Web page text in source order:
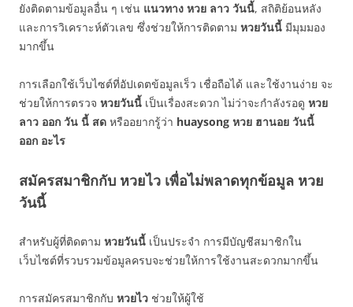
ยังติดตามข้อมูลอื่น ๆ เช่น แนวทาง หวย ลาว วันนี้, สถิติย้อนหลัง
และการวิเคราะห์ตัวเลข ซึ่งช่วยให้การติดตาม หวยวันนี้ มีมุมมอง
มากขึ้น
การเลือกใช้เว็บไซต์ที่อัปเดตข้อมูลเร็ว เชื่อถือได้ และใช้งานง่าย จะ
ช่วยให้การตรวจ หวยวันนี้ เป็นเรื่องสะดวก ไม่ว่าจะกำลังรอดู หวย
ลาว ออก วัน นี้ สด หรืออยากรู้ว่า huaysong หวย ฮานอย วันนี้
ออก อะไร
สมัครสมาชิกกับ หวยไว เพื่อไม่พลาดทุกข้อมูล หวย
วันนี้
สำหรับผู้ที่ติดตาม หวยวันนี้ เป็นประจำ การมีบัญชีสมาชิกใน
เว็บไซต์ที่รวบรวมข้อมูลครบจะช่วยให้การใช้งานสะดวกมากขึ้น
การสมัครสมาชิกกับ หวยไว ช่วยให้ผู้ใช้